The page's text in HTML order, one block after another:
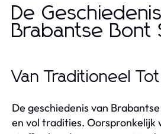
De
Brabantse Bont
Van Traditioneel
De geschiedenis van
en vol tradities. Oorspronkelijk